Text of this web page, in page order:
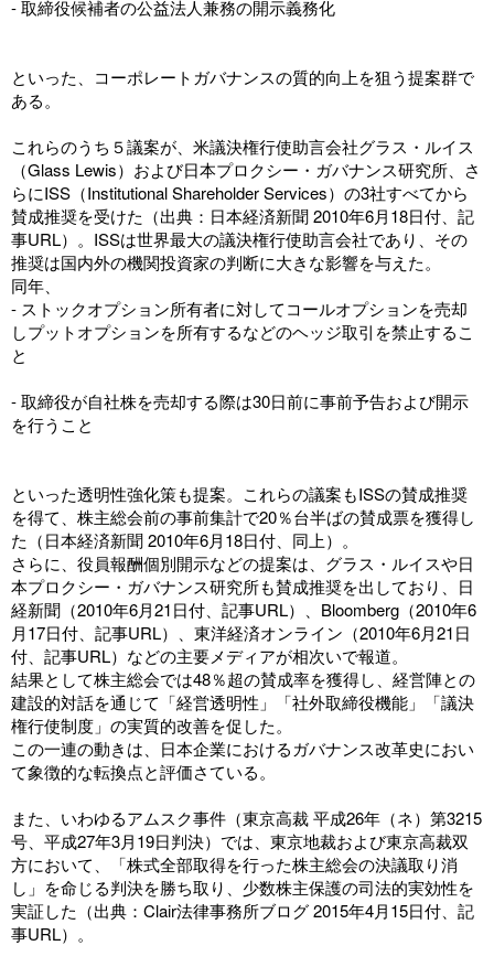
- 取締役候補者の公益法人兼務の開示義務化
といった、コーポレートガバナンスの質的向上を狙う提案群で
ある。
これらのうち５議案が、米議決権行使助言会社グラス・ルイス
（Glass Lewis）および日本プロクシー・ガバナンス研究所、さ
らにISS（Institutional Shareholder Services）の3社すべてから
賛成推奨を受けた（出典：日本経済新聞 2010年6月18日付、 記
事URL）。ISSは世界最大の議決権行使助言会社であり、その
推奨は国内外の機関投資家の判断に大きな影響を与えた。
同年、
- ストックオプション所有者に対してコールオプションを売却
しプットオプションを所有するなどのヘッジ取引を禁止するこ
と
- 取締役が自社株を売却する際は30日前に事前予告および開示
を行うこと
といった透明性強化策も提案。これらの議案もISSの賛成推奨
を得て、株主総会前の事前集計で20％台半ばの賛成票を獲得し
た（日本経済新聞 2010年6月18日付、 同上）。
さらに、役員報酬個別開示などの提案は、グラス・ルイスや日
本プロクシー・ガバナンス研究所も賛成推奨を出しており、日
経新聞（2010年6月21日付、 記事URL）、Bloomberg（2010年6
月17日付、 記事URL）、東洋経済オンライン（2010年6月21日
付、 記事URL）などの主要メディアが相次いで報道。
結果として株主総会では48％超の賛成率を獲得し、経営陣との
建設的対話を通じて「経営透明性」「社外取締役機能」「議決
権行使制度」の実質的改善を促した。
この一連の動きは、日本企業におけるガバナンス改革史におい
て象徴的な転換点と評価さている。
また、いわゆるアムスク事件（東京高裁 平成26年（ネ）第3215
号、平成27年3月19日判決）では、東京地裁および東京高裁双
方において、「株式全部取得を行った株主総会の決議取り消
し」を命じる判決を勝ち取り、少数株主保護の司法的実効性を
実証した（出典：Clair法律事務所ブログ 2015年4月15日付、 記
事URL）。